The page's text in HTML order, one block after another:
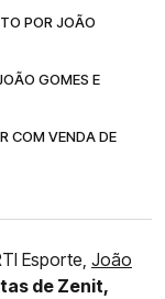
POR JOÃO
GOMES E
COM VENDA DE
Esporte, João
de Zenit,